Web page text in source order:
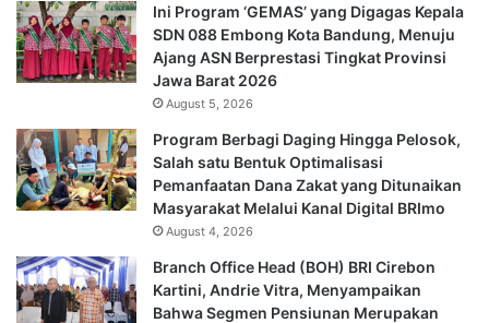
Ini Program ‘GEMAS’ yang Digagas Kepala
SDN 088 Embong Kota Bandung, Menuju
Ajang ASN Berprestasi Tingkat Provinsi
Jawa Barat 2026
August 5, 2026
Program Berbagi Daging Hingga Pelosok,
Salah satu Bentuk Optimalisasi
Pemanfaatan Dana Zakat yang Ditunaikan
Masyarakat Melalui Kanal Digital BRImo
August 4, 2026
Branch Office Head (BOH) BRI Cirebon
Kartini, Andrie Vitra, Menyampaikan
Bahwa Segmen Pensiunan Merupakan